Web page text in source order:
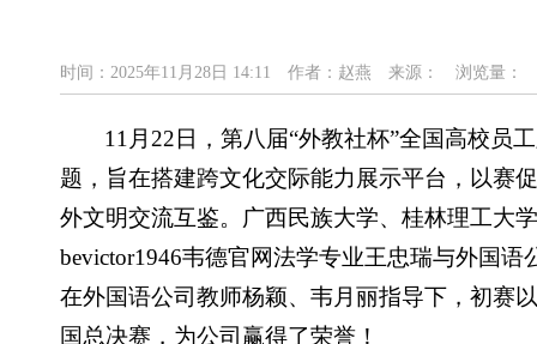
时间：2025年11月28日 14:11 作者：赵燕 来源： 浏览量：
11月22日，第八届“外教社杯”全国高校员
题，旨在搭建跨文化交际能力展示平台，以赛
外文明交流互鉴。广西民族大学、桂林理工大
bevictor1946韦德官网法学专业王忠瑞与外国
在外国语公司教师杨颖、韦月丽指导下，初赛
国总决赛，为公司赢得了荣誉！